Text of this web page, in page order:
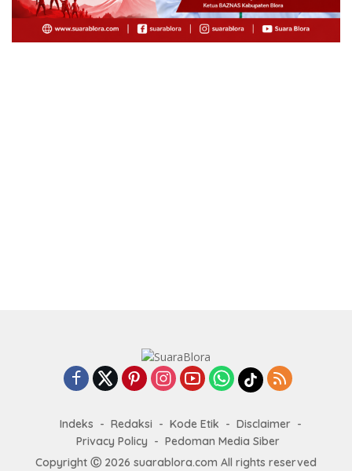
Indeks Redaksi Kode Etik
Disclaimer
Privacy Policy
Pedoman Media Siber
Copyright Ⓒ 2026 suarablora.com All rights reserved